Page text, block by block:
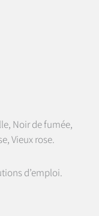
Noir de fumée,
Vieux rose.
d’emploi.